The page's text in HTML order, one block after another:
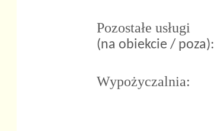
Pozostałe usługi
(na obiekcie / poza):
Wypożyczalnia: